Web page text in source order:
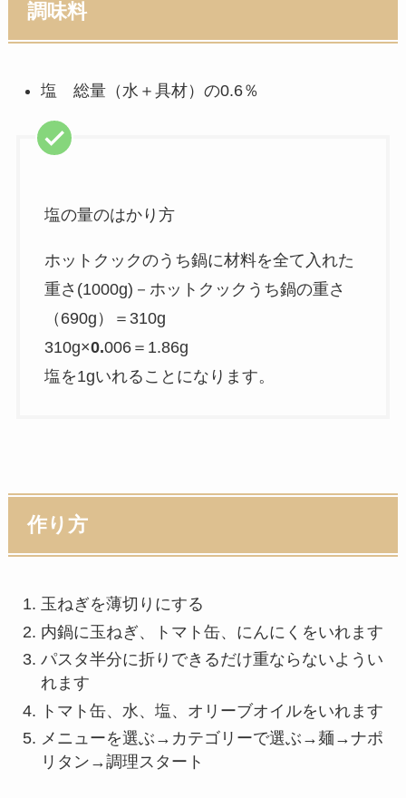
調味料
塩 総量（水＋具材）の0.6％
塩の量のはかり方
ホットクックのうち鍋に材料を全て入れた
重さ(1000g)－ホットクックうち鍋の重さ
（690g）＝310g
310g×0.006＝1.86g
塩を1gいれることになります。
作り方
玉ねぎを薄切りにする
内鍋に玉ねぎ、トマト缶、にんにくをいれます
パスタ半分に折りできるだけ重ならないようい
れます
トマト缶、水、塩、オリーブオイルをいれます
メニューを選ぶ→カテゴリーで選ぶ→麺→ナポ
リタン→調理スタート